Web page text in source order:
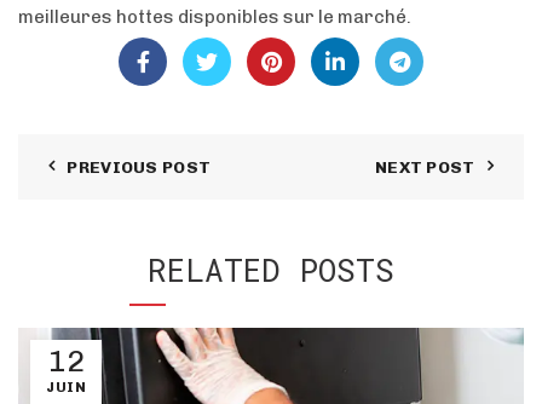
meilleures hottes disponibles sur le marché.
PREVIOUS POST NEXT POST
RELATED POSTS
12
JUIN